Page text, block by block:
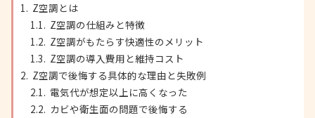
Z空調とは
Z空調の仕組みと特徴
Z空調がもたらす快適性のメリット
Z空調の導入費用と維持コスト
Z空調で後悔する具体的な理由と失敗例
電気代が想定以上に高くなった
カビや衛生面の問題で後悔する